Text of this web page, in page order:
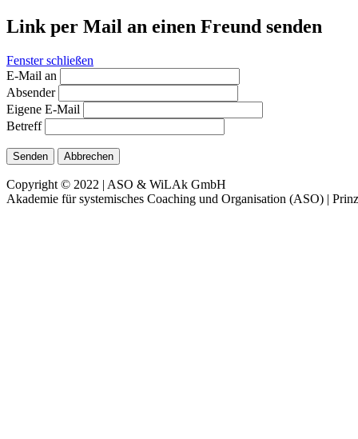
Link per Mail an einen Freund senden
Fenster schließen
E-Mail an
Absender
Eigene E-Mail
Betreff
Senden Abbrechen
Copyright © 2022 | ASO & WiLAk GmbH
Akademie für systemisches Coaching und Organisation (ASO) |